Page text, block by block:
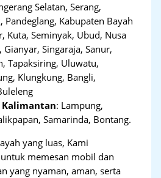
Selatan, Serang,
Pandeglang, Kabupaten Bayah
Kuta, Seminyak, Ubud, Nusa
Gianyar, Singaraja, Sanur,
Tapaksiring, Uluwatu,
Klungkung, Bangli,
: Lampung,
Samarinda, Bontang.
yang luas, Kami
memesan mobil dan
yang nyaman, aman, serta